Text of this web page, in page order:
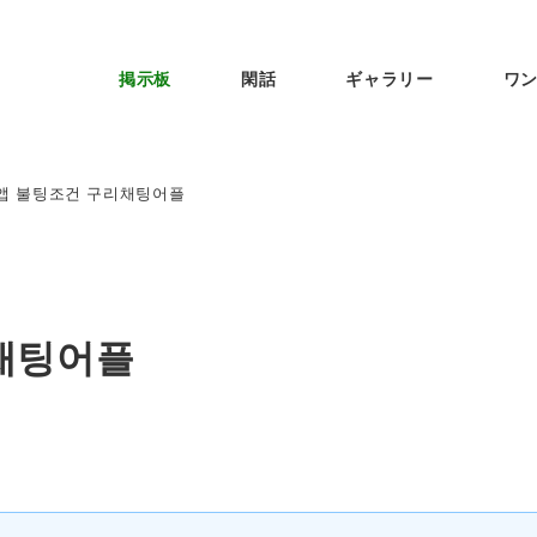
掲示板 閑話 ギャラリー ワ
불팅조건 구리채팅어플
팅어플